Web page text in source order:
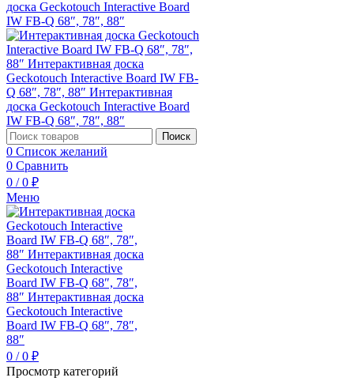
Поиск
0 Список желаний
0 Сравнить
0 / 0 ₽
Меню
0 / 0 ₽
Просмотр категорий